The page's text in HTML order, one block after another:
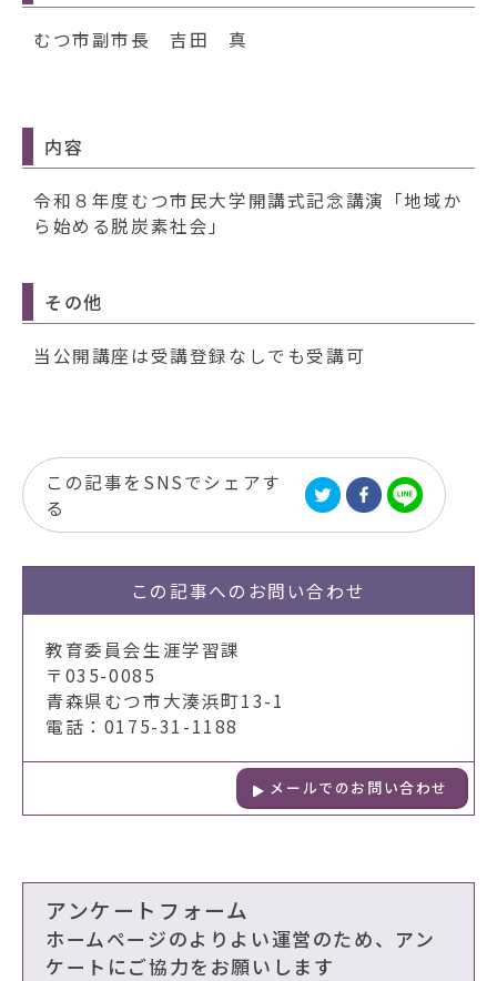
むつ市副市長 吉田 真
内容
令和８年度むつ市民大学開講式記念講演「地域か
ら始める脱炭素社会」
その他
当公開講座は受講登録なしでも受講可
この記事をSNSでシェアす
る
この記事への お問い合わせ
教育委員会生涯学習課
〒035-0085
青森県むつ市大湊浜町13-1
電話：0175-31-1188
メールでのお問い合わせ
アンケートフォーム
ホームページのよりよい運営のため、アン
ケートにご協力をお願いします